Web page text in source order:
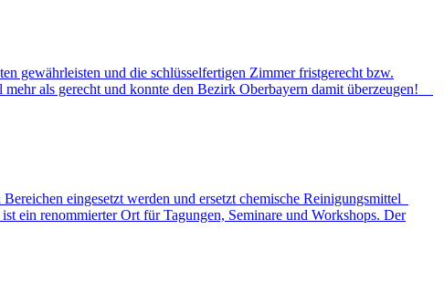
gewährleisten und die schlüsselfertigen Zimmer fristgerecht bzw.
als gerecht und konnte den Bezirk Oberbayern damit überzeugen!
eingesetzt werden und ersetzt chemische Reinigungsmittel
ein renommierter Ort für Tagungen, Seminare und Workshops. Der